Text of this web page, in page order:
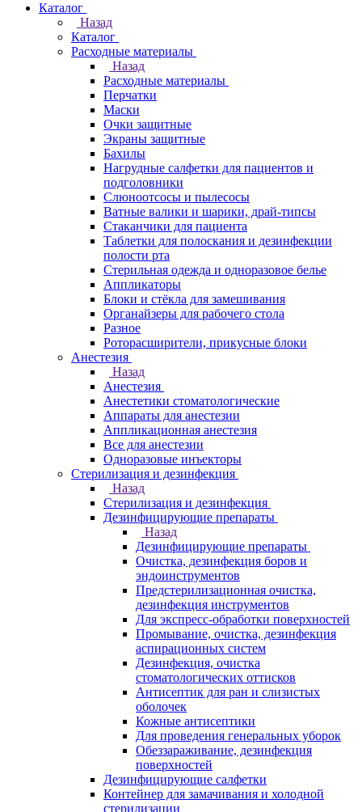
Каталог
Назад
Каталог
Расходные материалы
Назад
Расходные материалы
Перчатки
Маски
Очки защитные
Экраны защитные
Бахилы
Нагрудные салфетки для пациентов и
подголовники
Слюноотсосы и пылесосы
Ватные валики и шарики, драй-типсы
Стаканчики для пациента
Таблетки для полоскания и дезинфекции
полости рта
Стерильная одежда и одноразовое белье
Аппликаторы
Блоки и стёкла для замешивания
Органайзеры для рабочего стола
Разное
Роторасширители, прикусные блоки
Анестезия
Назад
Анестезия
Анестетики стоматологические
Аппараты для анестезии
Аппликационная анестезия
Все для анестезии
Одноразовые инъекторы
Стерилизация и дезинфекция
Назад
Стерилизация и дезинфекция
Дезинфицирующие препараты
Назад
Дезинфицирующие препараты
Очистка, дезинфекция боров и
эндоинструментов
Предстерилизационная очистка,
дезинфекция инструментов
Для экспресс-обработки поверхностей
Промывание, очистка, дезинфекция
аспирационных систем
Дезинфекция, очистка
стоматологических оттисков
Антисептик для ран и слизистых
оболочек
Кожные антисептики
Для проведения генеральных уборок
Обеззараживание, дезинфекция
поверхностей
Дезинфицирующие салфетки
Контейнер для замачивания и холодной
стерилизации